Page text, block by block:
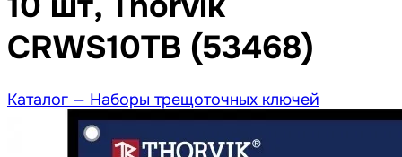
CRWS10TB (53468)
Каталог — Наборы трещоточных ключей